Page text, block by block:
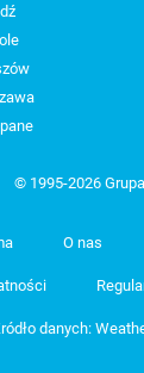
© 1995-2026
O nas
danych: